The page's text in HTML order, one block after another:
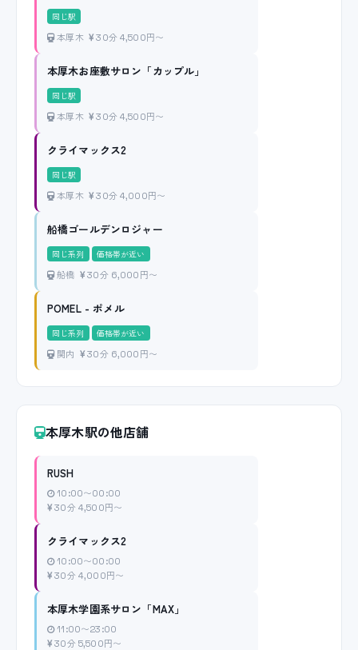
同じ駅
本厚木 30分 4,500円〜
本厚木お座敷サロン「カップル」
同じ駅
本厚木 30分 4,500円〜
クライマックス2
同じ駅
本厚木 30分 4,000円〜
船橋ゴールデンロジャー
同じ系列 価格帯が近い
船橋 30分 6,000円〜
POMEL - ポメル
同じ系列 価格帯が近い
関内 30分 6,000円〜
本厚木駅の他店舗
RUSH
10:00〜00:00
30分 4,500円〜
クライマックス2
10:00〜00:00
30分 4,000円〜
本厚木学園系サロン「MAX」
11:00〜23:00
30分 5,500円〜